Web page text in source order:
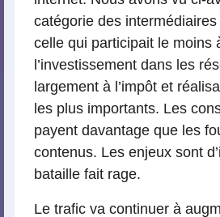
catégorie des
celle qui participait le moins
l’investissement dans les
largement à l’impôt et
les plus importants. Les
payent davantage que les
contenus. Les enjeux sont
bataille fait rage.
Le trafic va continuer à